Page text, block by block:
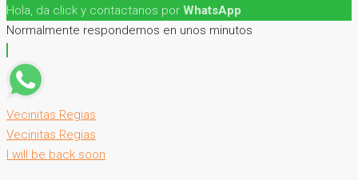
Hola, da click y contactanos por WhatsApp
Normalmente respondemos en unos minutos
Vecinitas Regias
Vecinitas Regias
I will be back soon